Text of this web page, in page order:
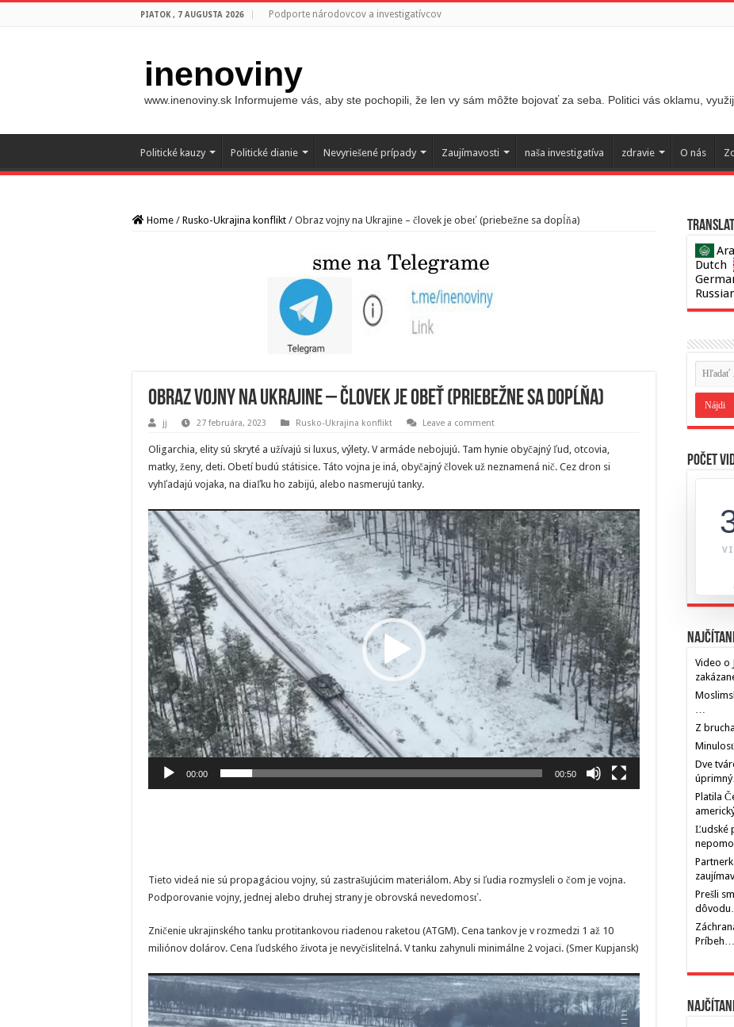
PIATOK , 7 AUGUSTA 2026 Podporte národovcov a investigatívcov
inenoviny
www.inenoviny.sk Informujeme vás, aby ste pochopili, že len vy sám môžte bojovať za seba. Politici vás oklamu,
Politické kauzy Politické dianie Nevyriešené prípady Zaujímavosti naša investigatíva zdravie O nás
Home / Rusko-Ukrajina konflikt / Obraz vojny na Ukrajine – človek je obeť (priebežne sa dopĺňa)
Obraz vojny na Ukrajine – človek je obeť (priebežne sa dopĺňa)
jj 27 februára, 2023 Rusko-Ukrajina konflikt Leave a comment
Oligarchia, elity sú skryté a užívajú si luxus, výlety. V armáde nebojujú. Tam hynie obyčajný ľud, otcovia,
matky, ženy, deti. Obetí budú státisice. Táto vojna je iná, obyčajný človek už neznamená nič. Cez dron si
vyhľadajú vojaka, na diaľku ho zabijú, alebo nasmerujú tanky.
Video
prehrávač
00:00 00:50
Tieto videá nie sú propagáciou vojny, sú zastrašujúcim materiálom. Aby si ľudia rozmysleli o čom je vojna.
Podporovanie vojny, jednej alebo druhej strany je obrovská nevedomosť.
Zničenie ukrajinského tanku protitankovou riadenou raketou (ATGM). Cena tankov je v rozmedzi 1 až 10
miliónov dolárov. Cena ľudského života je nevyčislitelná. V tanku zahynuli minimálne 2 vojaci. (Smer Kupjansk)
Video
prehrávač
Dutch
Počet
Video o
…
Z
Dve
Platila
Ľudské
Prešli
Príbeh…